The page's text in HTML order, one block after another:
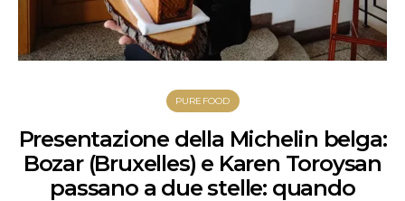
PUREFOOD
Presentazione della Michelin belga:
Bozar (Bruxelles) e Karen Toroysan
passano a due stelle: quando